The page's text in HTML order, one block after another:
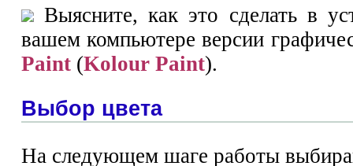
Выясните, как это сделать в
вашем компьютере версии
Paint (Kolour Paint).
Выбор цвета
На следующем шаге работы